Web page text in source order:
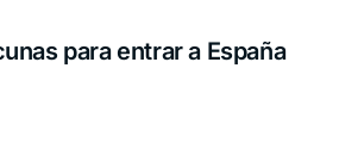
para entrar a España